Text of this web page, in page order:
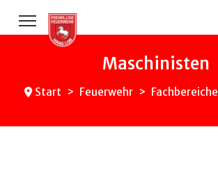
Maschinisten
Start Feuerwehr Fachbereiche